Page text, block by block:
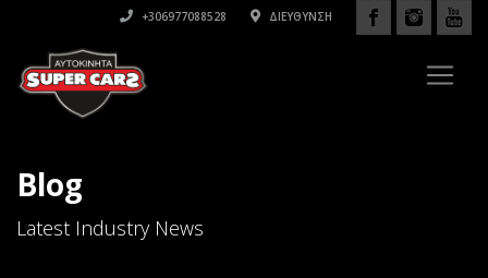
+306977088528 ΔΙΕΎΘΥΝΣΗ
Blog
Latest Industry News